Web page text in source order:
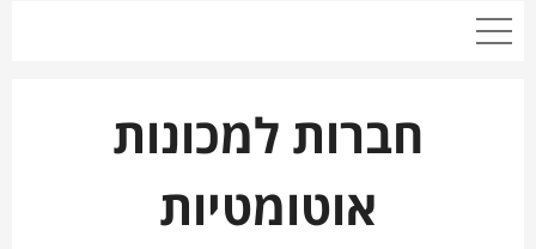
חברות למכונות
אוטומטיות